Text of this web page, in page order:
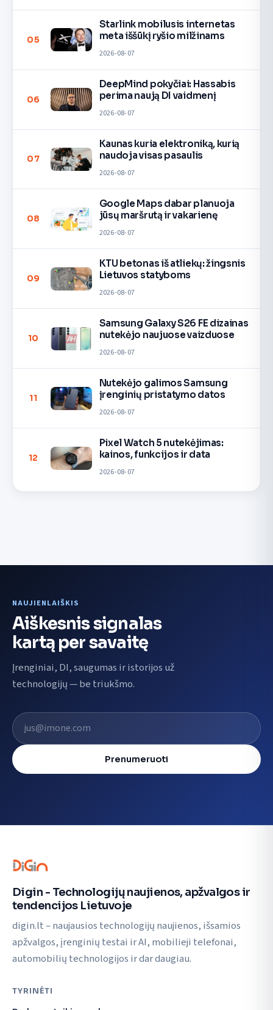
05
Starlink mobilusis internetas
meta iššūkį ryšio milžinams
2026-08-07
06
DeepMind pokyčiai: Hassabis
perima naują DI vaidmenį
2026-08-07
07
Kaunas kuria elektroniką, kurią
naudoja visas pasaulis
2026-08-07
08
Google Maps dabar planuoja
jūsų maršrutą ir vakarienę
2026-08-07
09
KTU betonas iš atliekų: žingsnis
Lietuvos statyboms
2026-08-07
10
Samsung Galaxy S26 FE dizainas
nutekėjo naujuose vaizduose
2026-08-07
11
Nutekėjo galimos Samsung
įrenginių pristatymo datos
2026-08-07
12
Pixel Watch 5 nutekėjimas:
kainos, funkcijos ir data
2026-08-07
NAUJIENLAIŠKIS
Aiškesnis signalas
kartą per savaitę
Įrenginiai, DI, saugumas ir istorijos už
technologijų — be triukšmo.
El. pašto adresas
Prenumeruoti
Digin - Technologijų naujienos, apžvalgos ir
tendencijos Lietuvoje
digin.lt – naujausios technologijų naujienos, išsamios
apžvalgos, įrenginių testai ir AI, mobilieji telefonai,
automobilių technologijos ir dar daugiau.
TYRINĖTI